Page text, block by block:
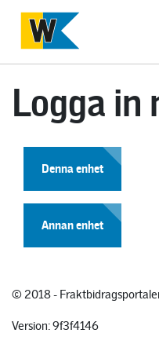
Logga in
Denna enhet
Annan enhet
© 2018 -
Version: 9f3f4146